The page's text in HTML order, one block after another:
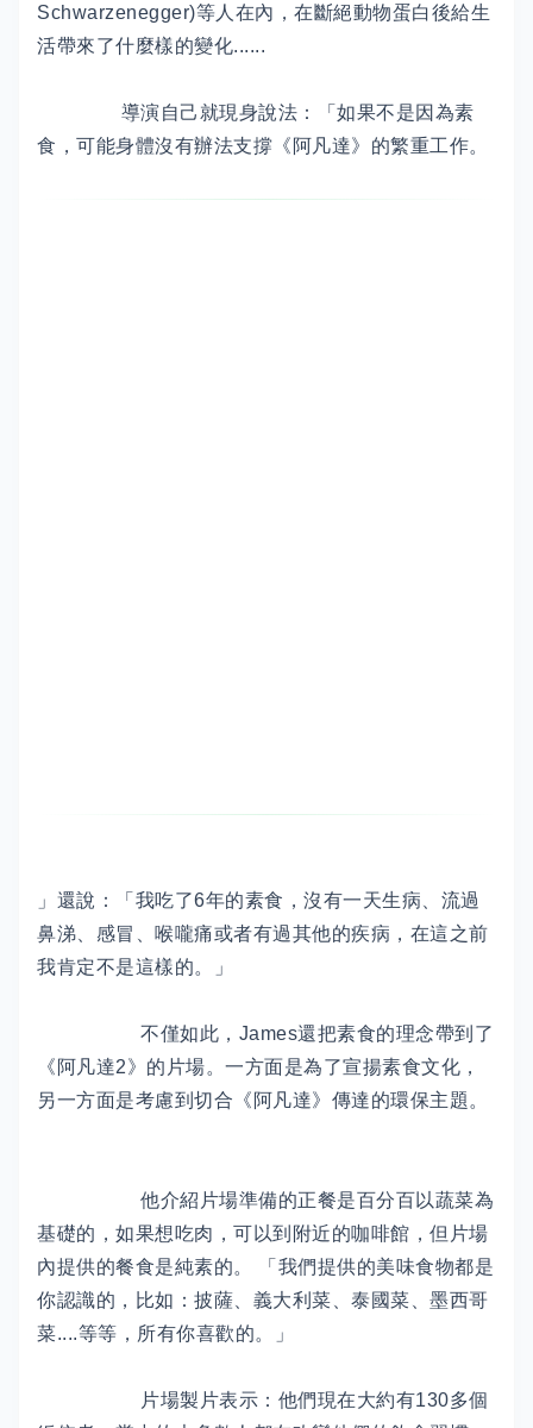
Schwarzenegger)等人在內，在斷絕動物蛋白後給生
活帶來了什麼樣的變化......
導演自己就現身說法：「如果不是因為素
食，可能身體沒有辦法支撐《阿凡達》的繁重工作。
」還說：「我吃了6年的素食，沒有一天生病、流過
鼻涕、感冒、喉嚨痛或者有過其他的疾病，在這之前
我肯定不是這樣的。」
不僅如此，James還把素食的理念帶到了
《阿凡達2》的片場。一方面是為了宣揚素食文化，
另一方面是考慮到切合《阿凡達》傳達的環保主題。
他介紹片場準備的正餐是百分百以蔬菜為
基礎的，如果想吃肉，可以到附近的咖啡館，但片場
內提供的餐食是純素的。 「我們提供的美味食物都是
你認識的，比如：披薩、義大利菜、泰國菜、墨西哥
菜....等等，所有你喜歡的。」
片場製片表示：他們現在大約有130多個